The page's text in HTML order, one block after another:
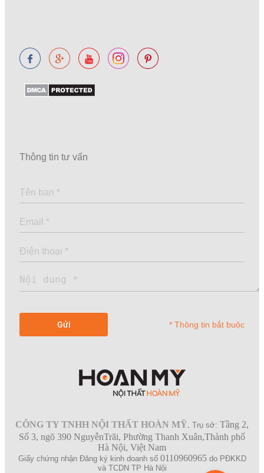
Thông tin tư vấn
* Thông tin bắt buộc
CÔNG TY TNHH NỘI THẤT HOÀN MỸ Trụ sở: Tầng 2,
Số 3, ngõ 390 NguyễnTrãi, Phường Thanh Xuân,Thành phố
Hà Nội, Việt Nam
Giấy chứng nhận Đăng ký kinh doanh số 0110960965do PĐKKD
và TCDN TP Hà Nội